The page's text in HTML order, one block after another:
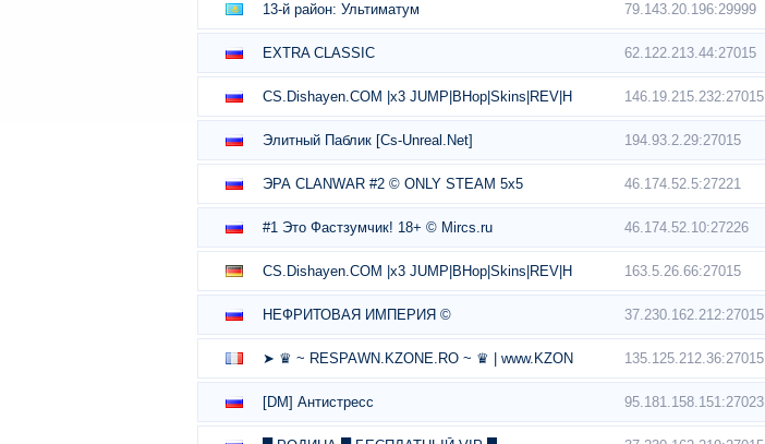
13-й район: Ультиматум 79.143.20.196:29999
EXTRA CLASSIC 62.122.213.44:27015
CS.Dishayen.COM |x3 JUMP|BHop|Skins|REV|HEAL|Server 4 Ladies
146.19.215.232:27015
Элитный Паблик [Cs-Unreal.Net] 194.93.2.29:27015
ЭРА CLANWAR #2 © ONLY STEAM 5x5 46.174.52.5:27221
#1 Это Фастзумчик! 18+ © Mircs.ru 46.174.52.10:27226
CS.Dishayen.COM |x3 JUMP|BHop|Skins|REV|HEAL|Server 4 Ladies
163.5.26.66:27015
НЕФРИТОВАЯ ИМПЕРИЯ © 37.230.162.212:27015
➤ ♛ ~ RESPAWN.KZONE.RO ~ ♛ | www.KZONE.RO | |͇̿V͇̿I͇̿P͇̿ SKIN MODEL
135.125.212.36:27015
[DM] Антистресс 95.181.158.151:27023